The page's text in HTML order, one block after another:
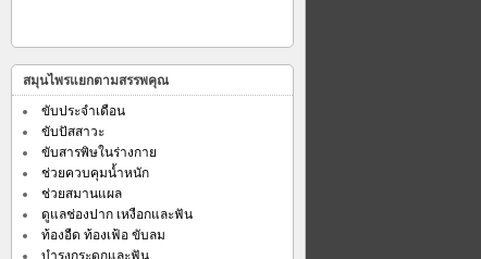
สมุนไพรแยกตามสรรพคุณ
ขับประจำเดือน
ขับปัสสาวะ
ขับสารพิษในร่างกาย
ช่วยควบคุมน้ำหนัก
ช่วยสมานแผล
ดูแลช่องปาก เหงือกและฟัน
ท้องอืด ท้องเฟ้อ ขับลม
บำรุงกระดูกและฟัน